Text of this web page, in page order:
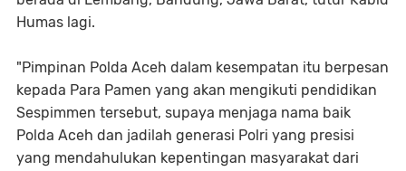
Humas lagi.
"Pimpinan Polda Aceh dalam kesempatan itu berpesan
kepada Para Pamen yang akan mengikuti pendidikan
Sespimmen tersebut, supaya menjaga nama baik
Polda Aceh dan jadilah generasi Polri yang presisi
yang mendahulukan kepentingan masyarakat dari